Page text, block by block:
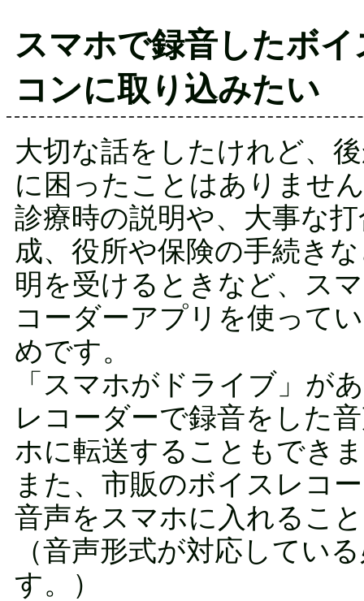
スマホで録音したボ
コンに取り込みたい
大切な話をしたけれど、
に困ったことはありませ
診療時の説明や、大事な
成、役所や保険の手続き
明を受けるときなど、ス
コーダーアプリを使って
めです。
「スマホがドライブ」が
レコーダーで録音をした
ホに転送することもでき
また、市販のボイスレコ
音声をスマホに入れるこ
（音声形式が対応してい
す。）